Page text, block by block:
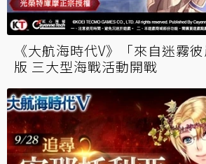
《大航海時代V》「來自迷霧
版 三大型海戰活動開戰